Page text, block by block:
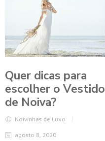
Quer dicas para
escolher o Vestido
de Noiva?
Noivinhas de Luxo
agosto 8, 2020